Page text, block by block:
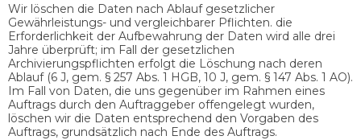
Wir löschen die Daten nach Ablauf gesetzlicher
Gewährleistungs- und vergleichbarer Pflichten. die
Erforderlichkeit der Aufbewahrung der Daten wird alle drei
Jahre überprüft; im Fall der gesetzlichen
Archivierungspflichten erfolgt die Löschung nach deren
Ablauf (6 J, gem. § 257 Abs. 1 HGB, 10 J, gem. § 147 Abs. 1 AO).
Im Fall von Daten, die uns gegenüber im Rahmen eines
Auftrags durch den Auftraggeber offengelegt wurden,
löschen wir die Daten entsprechend den Vorgaben des
Auftrags, grundsätzlich nach Ende des Auftrags.